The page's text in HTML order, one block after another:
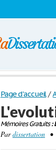
Page d'accueil /
Mémoires Gratuits:
Pardissertation •